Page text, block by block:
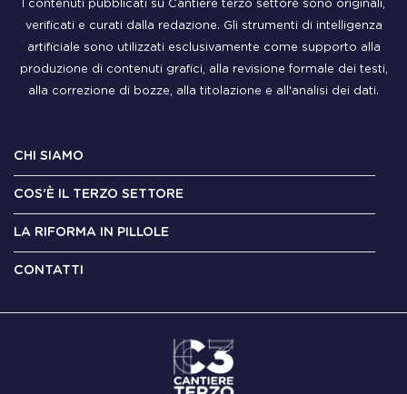
I contenuti pubblicati su Cantiere terzo settore sono originali,
verificati e curati dalla redazione. Gli strumenti di intelligenza
artificiale sono utilizzati esclusivamente come supporto alla
produzione di contenuti grafici, alla revisione formale dei testi,
alla correzione di bozze, alla titolazione e all'analisi dei dati.
CHI SIAMO
COS'È IL TERZO SETTORE
LA RIFORMA IN PILLOLE
CONTATTI